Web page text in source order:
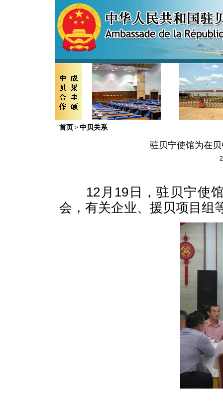
首页 > 中贝关系
驻贝宁使馆为在
12月19日，驻贝宁使
会，有关企业、援贝项目组